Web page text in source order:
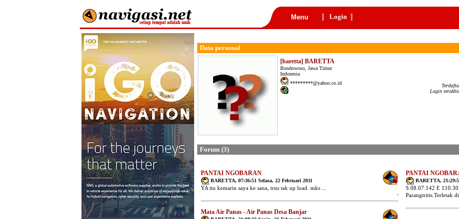
Menu Login
Data personal
[baretta] BARETTA
Bondowoso, Jawa Timur
Indonesia
*********@yahoo.co.id
Login